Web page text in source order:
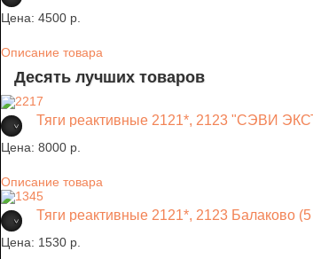
Цена: 4500 p.
Описание товара
Десять лучших товаров
Тяги реактивные 2121*, 2123 "СЭВИ
Цена: 8000 p.
Описание товара
Тяги реактивные 2121*, 2123 Балаково
Цена: 1530 p.